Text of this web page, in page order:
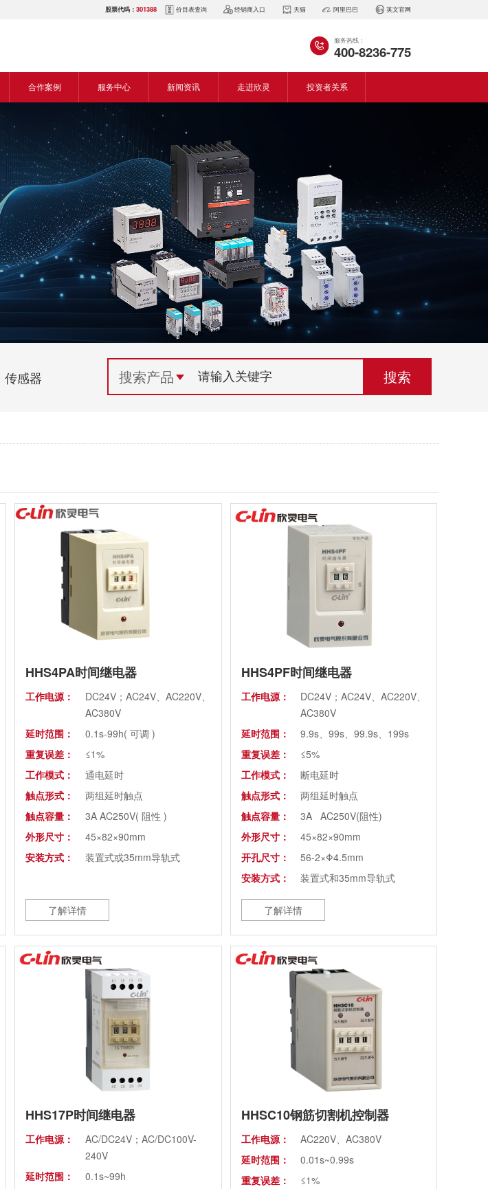
价目表查询 经销商入口 天猫 阿里巴巴 英文官网
股票代码：301388
服务热线：
400-8236-775
合作案例
食品机械行业
机床行业
塑料机械行业
建筑机械行业
包装机械行业
纺织机械行业
服务中心
营销网络
服务热线
电商平台
下载中心
视频中心
电气百科
常见问题
技术支持
新闻资讯
新闻动态
展会资讯
电气百科
常见问答
走进欣灵
董事长致词
企业风采
专利证书
生产设备
荣誉资质
组织机构
联系欣灵
投资者关系
传感器
HHS4PA时间继电器
工作电源：
DC24V；AC24V、AC220V、
AC380V
延时范围：
0.1s-99h( 可调 )
重复误差：
≤1%
工作模式：
通电延时
触点形式：
两组延时触点
触点容量：
3A AC250V( 阻性 )
外形尺寸：
45×82×90mm
安装方式：
装置式或35mm导轨式
了解详情
HHS4PF时间继电器
工作电源：
DC24V；AC24V、AC220V、
AC380V
延时范围：
9.9s、99s、99.9s、199s
重复误差：
≤5%
工作模式：
断电延时
触点形式：
两组延时触点
触点容量：
3A AC250V(阻性)
外形尺寸：
45×82×90mm
开孔尺寸：
56-2×Φ4.5mm
安装方式：
装置式和35mm导轨式
了解详情
HHS17P时间继电器
工作电源：
AC/DC24V；AC/DC100V-
240V
延时范围：
0.1s~99h
HHSC10钢筋切割机控制器
工作电源：
AC220V、AC380V
延时范围：
0.01s~0.99s
重复误差：
≤1%